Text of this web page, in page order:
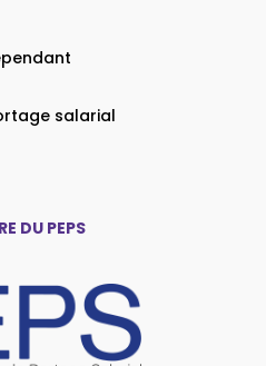
salarial
DU PEPS